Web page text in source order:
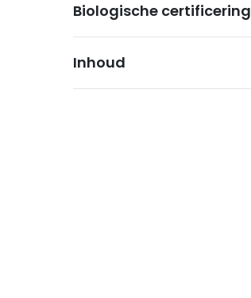
Biologische certificering
Inhoud